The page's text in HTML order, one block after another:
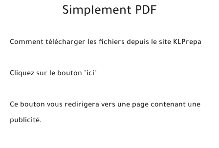
Simplement PDF
Comment télécharger les fichiers depuis le site KLPrepa
Cliquez sur le bouton "ici"
Ce bouton vous redirigera vers une page contenant une
publicité.